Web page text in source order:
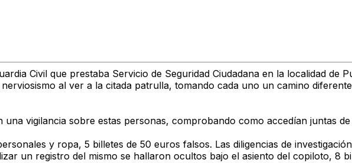
Civil que prestaba Servicio de Seguridad Ciudadana en la localidad de
al ver a la citada patrulla, tomando cada uno un camino
vigilancia sobre estas personas, comprobando como accedían juntas
y ropa, 5 billetes de 50 euros falsos. Las diligencias de
un registro del mismo se hallaron ocultos bajo el asiento del copiloto, 8